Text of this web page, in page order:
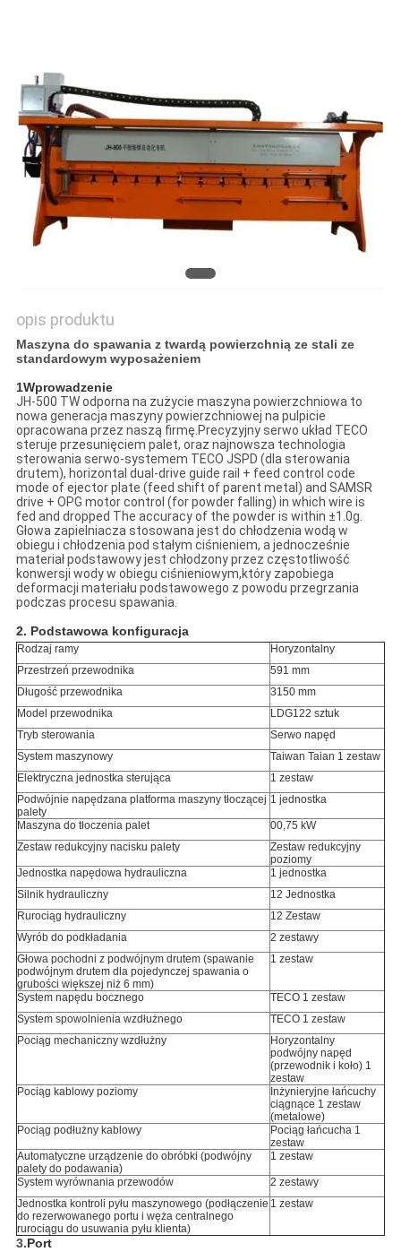
SITEMAP
PRIVACY
POLICY
opis produktu
Maszyna do spawania z twardą powierzchnią ze stali ze
standardowym wyposażeniem
1Wprowadzenie
JH-500 TW odporna na zużycie maszyna powierzchniowa to
nowa generacja maszyny powierzchniowej na pulpicie
opracowana przez naszą firmę.Precyzyjny serwo układ TECO
steruje przesunięciem palet, oraz najnowsza technologia
sterowania serwo-systemem TECO JSPD (dla sterowania
drutem), horizontal dual-drive guide rail + feed control code
mode of ejector plate (feed shift of parent metal) and SAMSR
drive + OPG motor control (for powder falling) in which wire is
fed and dropped The accuracy of the powder is within ±1.0g.
Głowa zapielniacza stosowana jest do chłodzenia wodą w
obiegu i chłodzenia pod stałym ciśnieniem, a jednocześnie
materiał podstawowy jest chłodzony przez częstotliwość
konwersji wody w obiegu ciśnieniowym,który zapobiega
deformacji materiału podstawowego z powodu przegrzania
podczas procesu spawania.
2. Podstawowa konfiguracja
Rodzaj ramy
Horyzontalny
Przestrzeń przewodnika
591 mm
Długość przewodnika
3150 mm
Model przewodnika
LDG122 sztuk
Tryb sterowania
Serwo napęd
System maszynowy
Taiwan Taian 1 zestaw
Elektryczna jednostka sterująca
1 zestaw
Podwójnie napędzana platforma maszyny tłoczącej
palety
1 jednostka
Maszyna do tłoczenia palet
00,75 kW
Zestaw redukcyjny nacisku palety
Zestaw redukcyjny
poziomy
Jednostka napędowa hydrauliczna
1 jednostka
Silnik hydrauliczny
12 Jednostka
Rurociąg hydrauliczny
12 Zestaw
Wyrób do podkładania
2 zestawy
Głowa pochodni z podwójnym drutem (spawanie
podwójnym drutem dla pojedynczej spawania o
grubości większej niż 6 mm)
1 zestaw
System napędu bocznego
TECO 1 zestaw
System spowolnienia wzdłużnego
TECO 1 zestaw
Pociąg mechaniczny wzdłużny
Horyzontalny
podwójny napęd
(przewodnik i koło) 1
zestaw
Pociąg kablowy poziomy
Inżynieryjne łańcuchy
ciągnące 1 zestaw
(metalowe)
Pociąg podłużny kablowy
Pociąg łańcucha 1
zestaw
Automatyczne urządzenie do obróbki (podwójny
palety do podawania)
1 zestaw
System wyrównania przewodów
2 zestawy
Jednostka kontroli pyłu maszynowego (podłączenie
do rezerwowanego portu i węża centralnego
rurociągu do usuwania pyłu klienta)
1 zestaw
3.Port